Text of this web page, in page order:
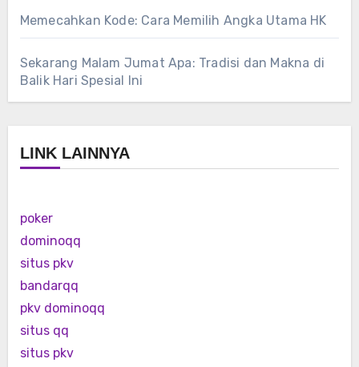
Memecahkan Kode: Cara Memilih Angka Utama HK
Sekarang Malam Jumat Apa: Tradisi dan Makna di
Balik Hari Spesial Ini
LINK LAINNYA
poker
dominoqq
situs pkv
bandarqq
pkv dominoqq
situs qq
situs pkv